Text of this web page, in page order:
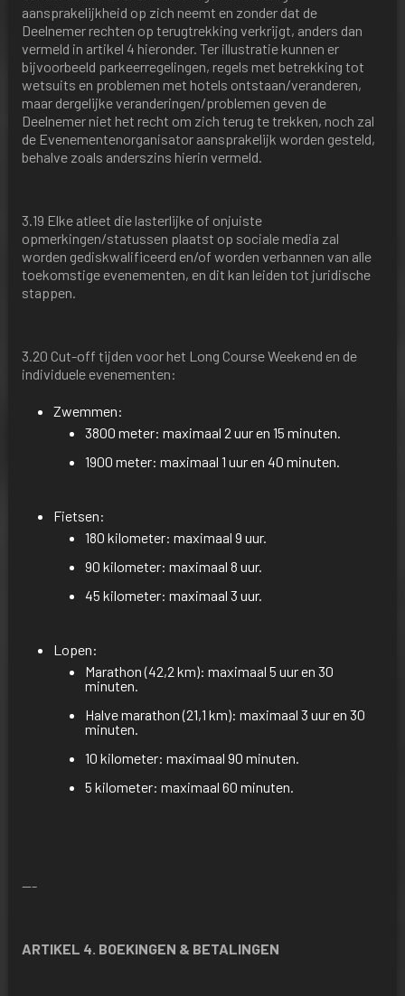
aansprakelijkheid op zich neemt en zonder dat de
Deelnemer rechten op terugtrekking verkrijgt, anders dan
vermeld in artikel 4 hieronder. Ter illustratie kunnen er
bijvoorbeeld parkeerregelingen, regels met betrekking tot
wetsuits en problemen met hotels ontstaan/veranderen,
maar dergelijke veranderingen/problemen geven de
Deelnemer niet het recht om zich terug te trekken, noch zal
de Evenementenorganisator aansprakelijk worden gesteld,
behalve zoals anderszins hierin vermeld.
3.19 Elke atleet die lasterlijke of onjuiste
opmerkingen/statussen plaatst op sociale media zal
worden gediskwalificeerd en/of worden verbannen van alle
toekomstige evenementen, en dit kan leiden tot juridische
stappen.
3.20 Cut-off tijden voor het Long Course Weekend en de
individuele evenementen:
Zwemmen:
3800 meter: maximaal 2 uur en 15 minuten.
1900 meter: maximaal 1 uur en 40 minuten.
Fietsen:
180 kilometer: maximaal 9 uur.
90 kilometer: maximaal 8 uur.
45 kilometer: maximaal 3 uur.
Lopen:
Marathon (42,2 km): maximaal 5 uur en 30
minuten.
Halve marathon (21,1 km): maximaal 3 uur en 30
minuten.
10 kilometer: maximaal 90 minuten.
5 kilometer: maximaal 60 minuten.
---
ARTIKEL 4. BOEKINGEN & BETALINGEN